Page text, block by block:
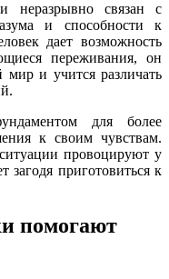
неразрывно связан с
и способности к
дает возможность
переживания, он
мир и учится различать
для более
к своим чувствам.
провоцируют у
загодя приготовиться к
помогают